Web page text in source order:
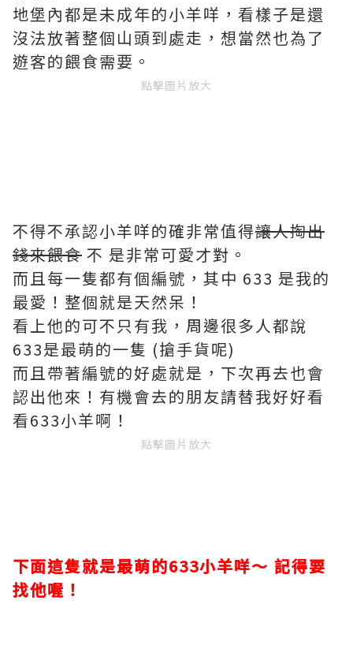
地堡內都是未成年的小羊咩，看樣子是還
沒法放著整個山頭到處走，想當然也為了
遊客的餵食需要。
點擊圖片放大
不得不承認小羊咩的確非常值得讓人掏出
錢來餵食 不 是非常可愛才對。
而且每一隻都有個編號，其中 633 是我的
最愛！整個就是天然呆！
看上他的可不只有我，周邊很多人都說
633是最萌的一隻 (搶手貨呢)
而且帶著編號的好處就是，下次再去也會
認出他來！有機會去的朋友請替我好好看
看633小羊啊！
點擊圖片放大
下面這隻就是最萌的633小羊咩～ 記得要
找他喔！